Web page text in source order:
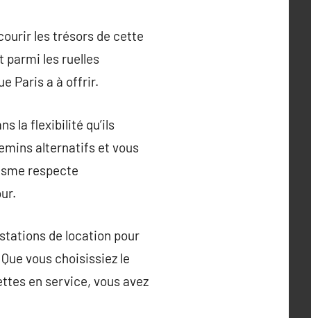
les trésors de cette
parmi les ruelles
Paris a à offrir.
la flexibilité qu’ils
alternatifs et vous
respecte
de location pour
vous choisissiez le
en service, vous avez